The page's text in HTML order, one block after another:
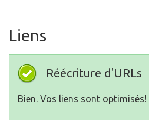
Liens
Réécriture d'URLs
Bien. Vos liens sont optimisés!